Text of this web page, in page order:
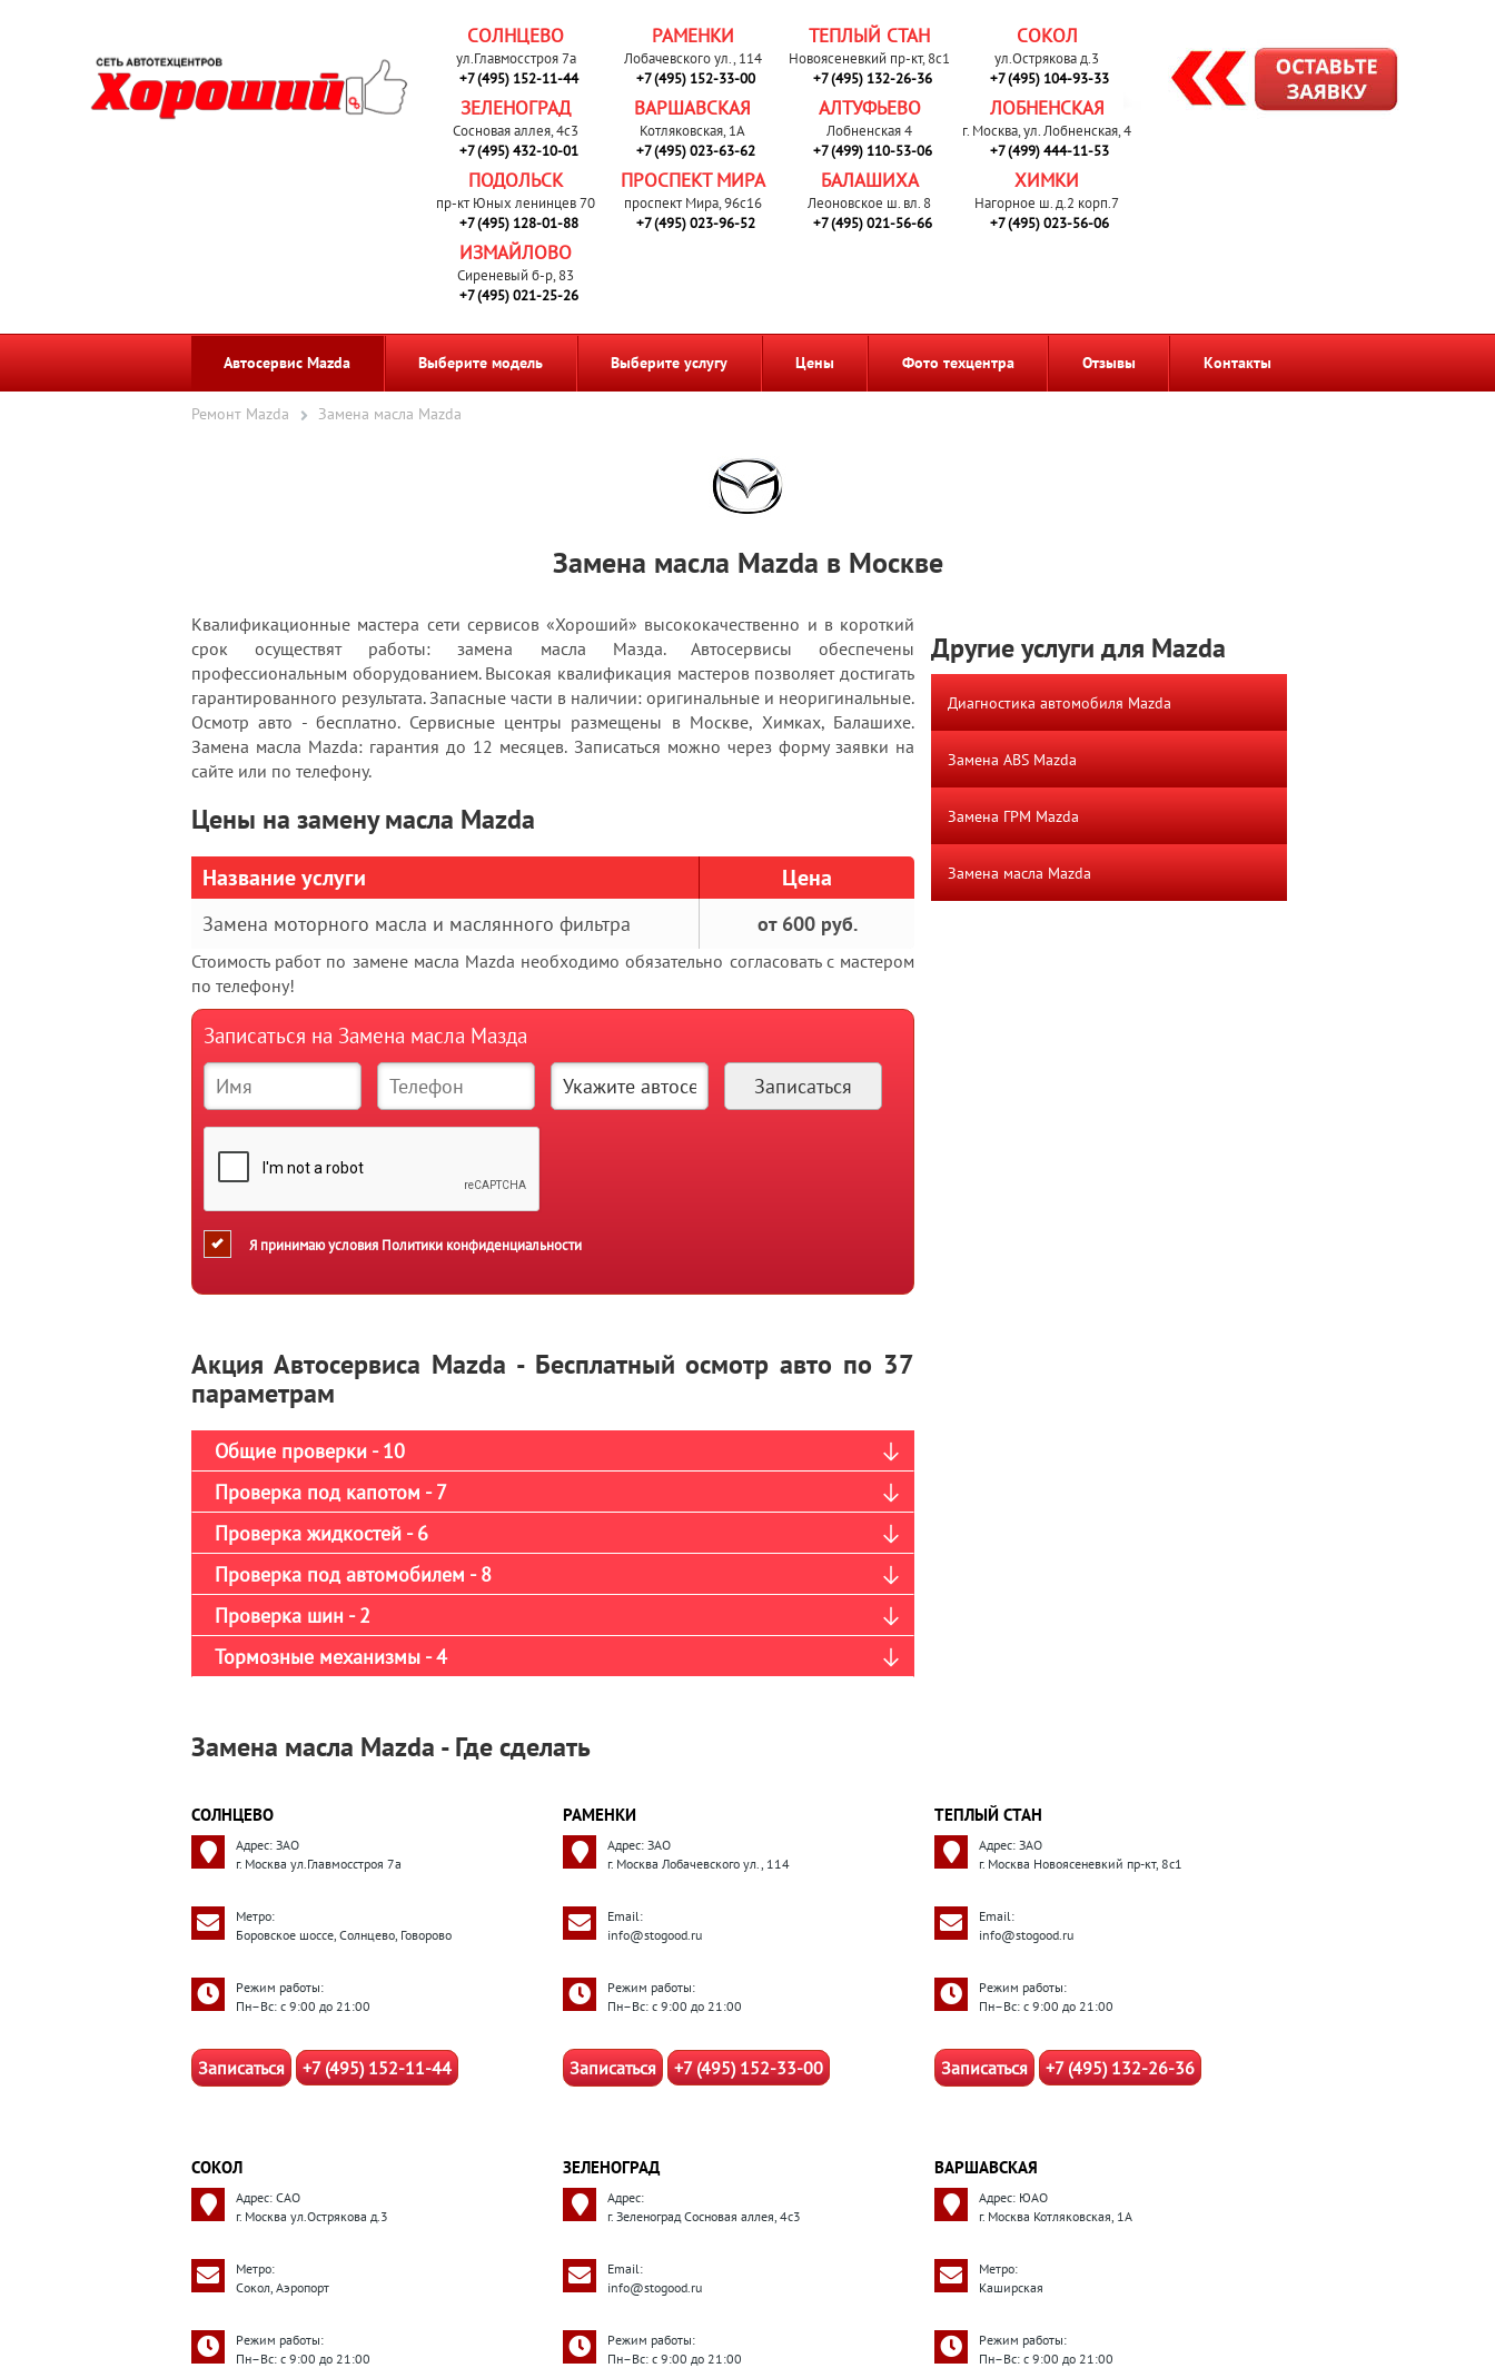
СОЛНЦЕВО
ул.Главмосстроя 7а
+7 (495) 152-11-44
РАМЕНКИ
Лобачевского ул., 114
+7 (495) 152-33-00
ТЕПЛЫЙ СТАН
Новоясеневкий пр-кт, 8с1
+7 (495) 132-26-36
СОКОЛ
ул.Острякова д.3
+7 (495) 104-93-33
ЗЕЛЕНОГРАД
Сосновая аллея, 4с3
+7 (495) 432-10-01
ВАРШАВСКАЯ
Котляковская, 1А
+7 (495) 023-63-62
АЛТУФЬЕВО
Лобненская 4
+7 (499) 110-53-06
ЛОБНЕНСКАЯ
г. Москва, ул. Лобненская, 4
+7 (499) 444-11-53
ПОДОЛЬСК
пр-кт Юных ленинцев 70
+7 (495) 128-01-88
ПРОСПЕКТ МИРА
проспект Мира, 96с16
+7 (495) 023-96-52
БАЛАШИХА
Леоновское ш. вл. 8
+7 (495) 021-56-66
ХИМКИ
Нагорное ш. д.2 корп.7
+7 (495) 023-56-06
ИЗМАЙЛОВО
Сиреневый б-р, 83
+7 (495) 021-25-26
Автосервис Mazda Выберите модель Выберите услугу Цены Фото техцентра Отзывы Контакты
Ремонт Mazda Замена масла Mazda
Замена масла Mazda в Москве
Квалификационные мастера сети сервисов «Хороший» высококачественно и в короткий
срок осуществят работы: замена масла Мазда. Автосервисы обеспечены
профессиональным оборудованием. Высокая квалификация мастеров позволяет достигать
гарантированного результата. Запасные части в наличии: оригинальные и неоригинальные.
Осмотр авто - бесплатно. Сервисные центры размещены в Москве, Химках, Балашихе.
Замена масла Mazda: гарантия до 12 месяцев. Записаться можно через форму заявки на
сайте или по телефону.
Цены на замену масла Mazda
Название услуги Цена
Замена моторного масла и маслянного фильтра от 600 руб.
Стоимость работ по замене масла Mazda необходимо обязательно согласовать с мастером
по телефону!
Записаться на Замена масла Мазда
Я принимаю условия Политики конфиденциальности
Акция Автосервиса Mazda - Бесплатный осмотр авто по 37
параметрам
Общие проверки - 10
Проверка под капотом - 7
Проверка жидкостей - 6
Проверка под автомобилем - 8
Проверка шин - 2
Тормозные механизмы - 4
Другие услуги для Mazda
Диагностика автомобиля Mazda
Замена ABS Mazda
Замена ГРМ Mazda
Замена масла Mazda
Замена масла Mazda - Где сделать
СОЛНЦЕВО
Адрес: ЗАО
г. Москва ул.Главмосстроя 7а
Метро:
Боровское шоссе, Солнцево, Говорово
Режим работы:
Пн–Вс: с 9:00 до 21:00
Записаться +7 (495) 152-11-44
РАМЕНКИ
Адрес: ЗАО
г. Москва Лобачевского ул., 114
Email:
info@stogood.ru
Режим работы:
Пн–Вс: с 9:00 до 21:00
Записаться +7 (495) 152-33-00
ТЕПЛЫЙ СТАН
Адрес: ЗАО
г. Москва Новоясеневкий пр-кт, 8с1
Email:
info@stogood.ru
Режим работы:
Пн–Вс: с 9:00 до 21:00
Записаться +7 (495) 132-26-36
СОКОЛ
Адрес: САО
г. Москва ул.Острякова д.3
Метро:
Сокол, Аэропорт
Режим работы:
Пн–Вс: с 9:00 до 21:00
ЗЕЛЕНОГРАД
Адрес:
г. Зеленоград Сосновая аллея, 4с3
Email:
info@stogood.ru
Режим работы:
Пн–Вс: с 9:00 до 21:00
ВАРШАВСКАЯ
Адрес: ЮАО
г. Москва Котляковская, 1А
Метро:
Каширская
Режим работы:
Пн–Вс: с 9:00 до 21:00